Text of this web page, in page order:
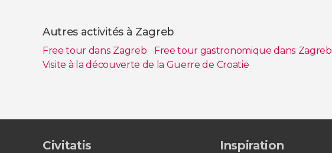
Autres activités à Zagreb
Free tour dans Zagreb Free tour gastronomique dans Zagreb
Visite à la découverte de la Guerre de Croatie
Civitatis Inspiration